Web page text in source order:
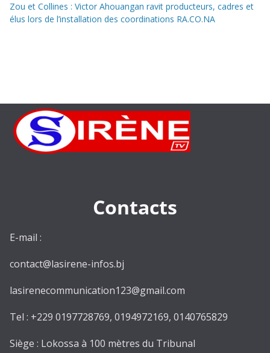
Zou et Collines : Victor Ahouangan ravit producteurs, cadres et
élus lors de l’installation des coordinations RA.CO.NA
Contacts
E-mail :
contact@lasirene-infos.bj
lasirenecommunication123@gmail.com
Tel : +229 0197728769, 0194972169, 0140765829
Siège : Lokossa à 100 mètres du Tribunal